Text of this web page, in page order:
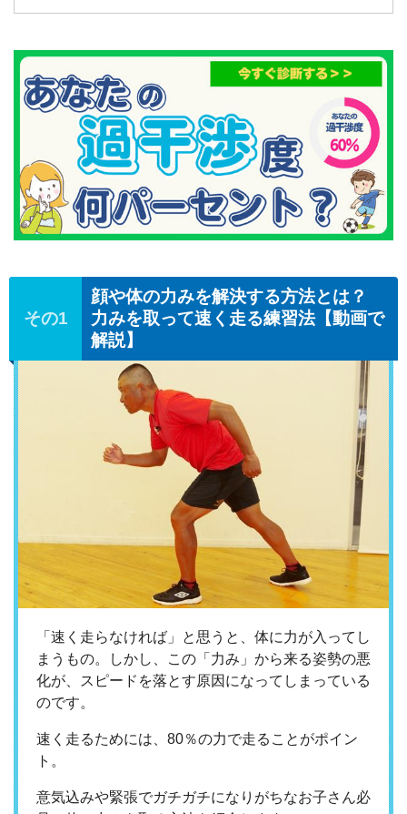
顔や体の力みを解決する方法とは？
力みを取って速く走る練習法【動画で
解説】
「速く走らなければ」と思うと、体に力が入ってし
まうもの。しかし、この「力み」から来る姿勢の悪
化が、スピードを落とす原因になってしまっている
のです。
速く走るためには、80％の力で走ることがポイン
ト。
意気込みや緊張でガチガチになりがちなお子さん必